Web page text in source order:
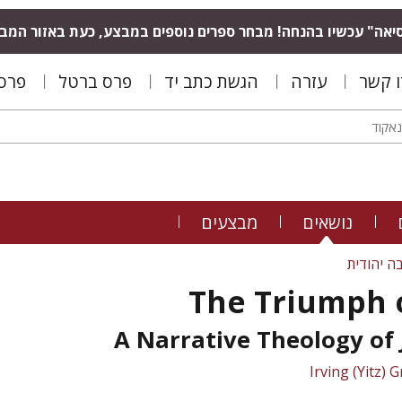
עכשיו בהנחה! מבחר ספרים נוספים במבצע, כעת באזור
קשר עזרה הגשת כתב יד פרס ברטל
נושאים מבצעים
יהודית
The Triumph
A Narrative Theology of
Irving (Yitz)